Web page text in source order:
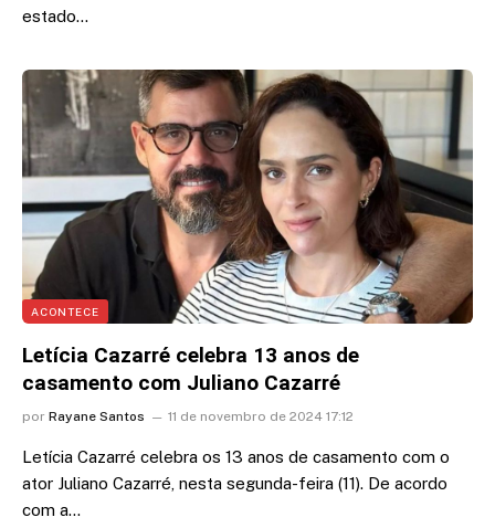
estado…
ACONTECE
Letícia Cazarré celebra 13 anos de
casamento com Juliano Cazarré
por Rayane Santos 11 de novembro de 2024 17:12
Letícia Cazarré celebra os 13 anos de casamento com o
ator Juliano Cazarré, nesta segunda-feira (11). De acordo
com a…